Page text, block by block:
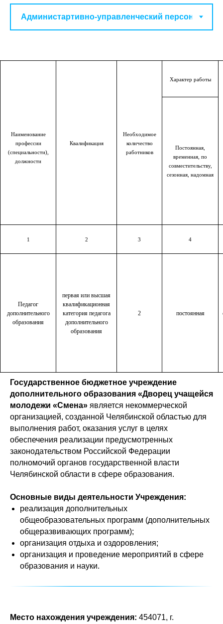
Наименование
профессии
(специальности),
должности
Квалификация
Необходимое
количество
работников
Характер работы
Постоянная,
временная, по
совместительству,
сезонная, надомная
1 2 3 4
Педагог
дополнительного
образования
первая или высшая
квалификационная
категория педагога
дополнительного
образования
2 постоянная
Государственное бюджетное учреждение
дополнительного образования «Дворец учащейся
молодежи «Смена» является некоммерческой
организацией, созданной Челябинской областью для
выполнения работ, оказания услуг в целях
обеспечения реализации предусмотренных
законодательством Российской Федерации
полномочий органов государственной власти
Челябинской области в сфере образования.
Основные виды деятельности Учреждения:
реализация дополнительных
общеобразовательных программ (дополнительных
общеразвивающих программ);
организация отдыха и оздоровления;
организация и проведение мероприятий в сфере
образования и науки.
Место нахождения учреждения: 454071, г.